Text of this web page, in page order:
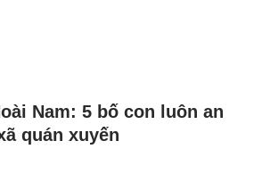
Nam: 5 bố con luôn an
quán xuyến